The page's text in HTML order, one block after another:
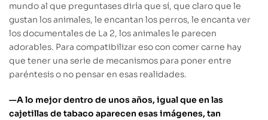
mundo al que preguntases diría que sí, que claro que le
gustan los animales, le encantan los perros, le encanta ver
los documentales de La 2, los animales le parecen
adorables. Para compatibilizar eso con comer carne hay
que tener una serie de mecanismos para poner entre
paréntesis o no pensar en esas realidades.
—A lo mejor dentro de unos años, igual que en las
cajetillas de tabaco aparecen esas imágenes, tan